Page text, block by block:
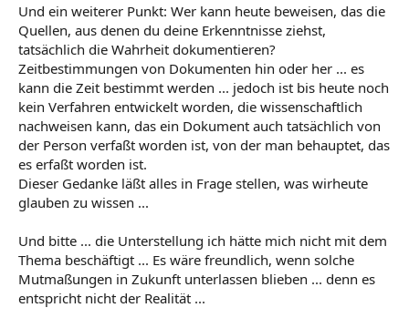
Und ein weiterer Punkt: Wer kann heute beweisen, das die
Quellen, aus denen du deine Erkenntnisse ziehst,
tatsächlich die Wahrheit dokumentieren?
Zeitbestimmungen von Dokumenten hin oder her ... es
kann die Zeit bestimmt werden ... jedoch ist bis heute noch
kein Verfahren entwickelt worden, die wissenschaftlich
nachweisen kann, das ein Dokument auch tatsächlich von
der Person verfaßt worden ist, von der man behauptet, das
es erfaßt worden ist.
Dieser Gedanke läßt alles in Frage stellen, was wirheute
glauben zu wissen ...
Und bitte ... die Unterstellung ich hätte mich nicht mit dem
Thema beschäftigt ... Es wäre freundlich, wenn solche
Mutmaßungen in Zukunft unterlassen blieben ... denn es
entspricht nicht der Realität ...